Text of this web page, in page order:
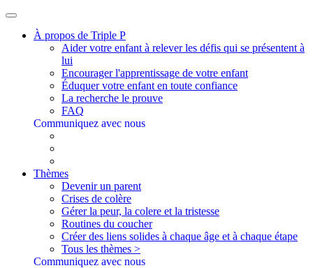
À propos de Triple P
Aider votre enfant à relever les défis qui se présentent à
lui
Encourager l'apprentissage de votre enfant
Éduquer votre enfant en toute confiance
La recherche le prouve
FAQ
Communiquez avec nous
Thèmes
Devenir un parent
Crises de colère
Gérer la peur, la colere et la tristesse
Routines du coucher
Créer des liens solides à chaque âge et à chaque étape
Tous les thèmes >
Communiquez avec nous